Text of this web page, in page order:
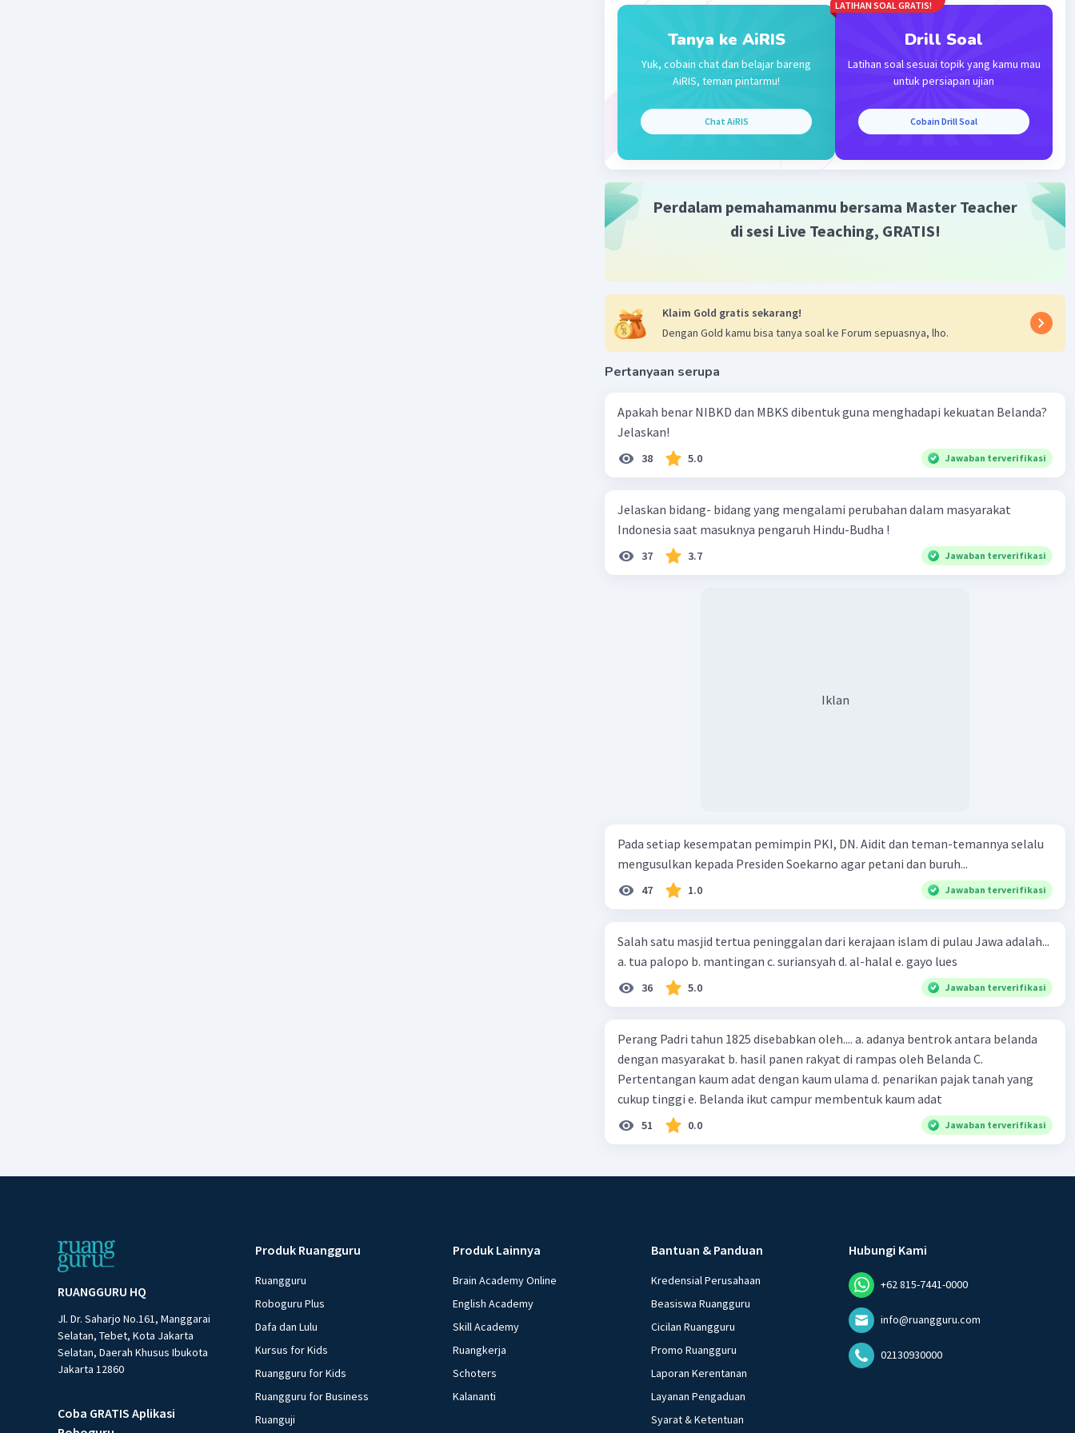
Jadi, jawaban yang benar adalah E. Politik.
Tanya ke AiRIS
Yuk, cobain chat dan belajar bareng
AiRIS, teman pintarmu!
Chat AiRIS
LATIHAN SOAL GRATIS!
Drill Soal
Latihan soal sesuai topik yang kamu mau
untuk persiapan ujian
Cobain Drill Soal
Perdalam pemahamanmu bersama Master Teacher
di sesi Live Teaching, GRATIS!
Klaim Gold gratis sekarang!
Dengan Gold kamu bisa tanya soal ke Forum sepuasnya, lho.
Pertanyaan serupa
Apakah benar NIBKD dan MBKS dibentuk guna menghadapi kekuatan Belanda?
Jelaskan!
38 5.0 Jawaban terverifikasi
Jelaskan bidang- bidang yang mengalami perubahan dalam masyarakat
Indonesia saat masuknya pengaruh Hindu-Budha !
37 3.7 Jawaban terverifikasi
Iklan
Pada setiap kesempatan pemimpin PKI, DN. Aidit dan teman-temannya selalu
mengusulkan kepada Presiden Soekarno agar petani dan buruh...
47 1.0 Jawaban terverifikasi
Salah satu masjid tertua peninggalan dari kerajaan islam di pulau Jawa adalah...
a. tua palopo b. mantingan c. suriansyah d. al-halal e. gayo lues
36 5.0 Jawaban terverifikasi
Perang Padri tahun 1825 disebabkan oleh.... a. adanya bentrok antara belanda
dengan masyarakat b. hasil panen rakyat di rampas oleh Belanda C.
Pertentangan kaum adat dengan kaum ulama d. penarikan pajak tanah yang
cukup tinggi e. Belanda ikut campur membentuk kaum adat
51 0.0 Jawaban terverifikasi
RUANGGURU HQ
Jl. Dr. Saharjo No.161, Manggarai
Selatan, Tebet, Kota Jakarta
Selatan, Daerah Khusus Ibukota
Jakarta 12860
Coba GRATIS Aplikasi
Produk Ruangguru
Ruangguru
Roboguru Plus
Dafa dan Lulu
Kursus for Kids
Ruangguru for Kids
Ruangguru for Business
Ruanguji
Produk Lainnya
Brain Academy Online
English Academy
Skill Academy
Ruangkerja
Schoters
Kalananti
Bantuan & Panduan
Kredensial Perusahaan
Beasiswa Ruangguru
Cicilan Ruangguru
Promo Ruangguru
Laporan Kerentanan
Layanan Pengaduan
Syarat & Ketentuan
Hubungi Kami
+62 815-7441-0000
info@ruangguru.com
02130930000